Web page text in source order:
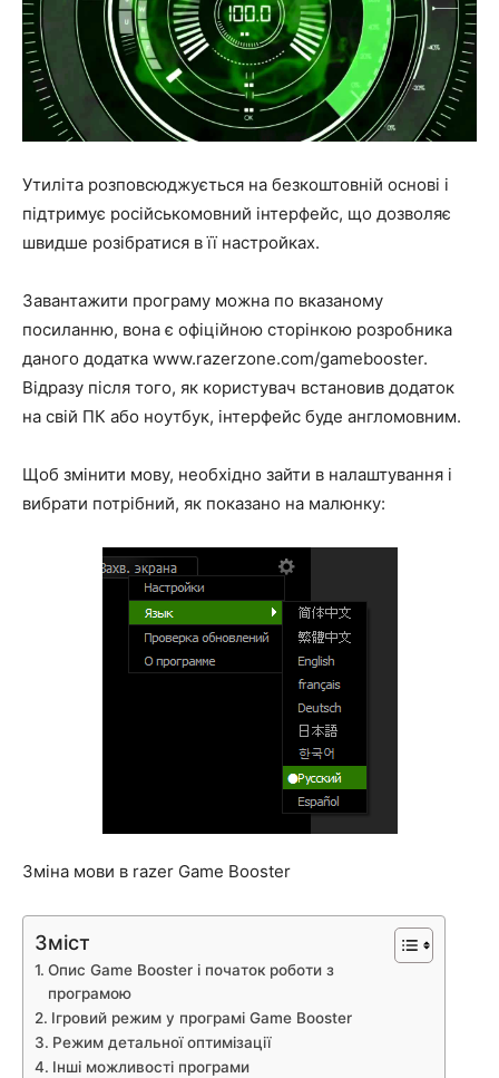
Утиліта розповсюджується на безкоштовній основі і
підтримує російськомовний інтерфейс, що дозволяє
швидше розібратися в її настройках.
Завантажити програму можна по вказаному
посиланню, вона є офіційною сторінкою розробника
даного додатка www.razerzone.com/gamebooster.
Відразу після того, як користувач встановив додаток
на свій ПК або ноутбук, інтерфейс буде англомовним.
Щоб змінити мову, необхідно зайти в налаштування і
вибрати потрібний, як показано на малюнку:
Зміна мови в razer Game Booster
Зміст
Опис Game Booster і початок роботи з
програмою
Ігровий режим у програмі Game Booster
Режим детальної оптимізації
Інші можливості програми